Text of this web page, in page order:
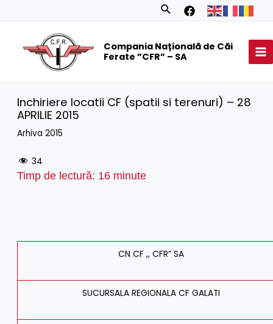
Search
Compania Națională de Căi
Ferate ”CFR” – SA
Inchiriere locatii CF (spatii si terenuri) – 28
APRILIE 2015
Arhiva 2015
34
Timp de lectură: 16 minute
CN CF ,, CFR” SA
SUCURSALA REGIONALA CF GALATI